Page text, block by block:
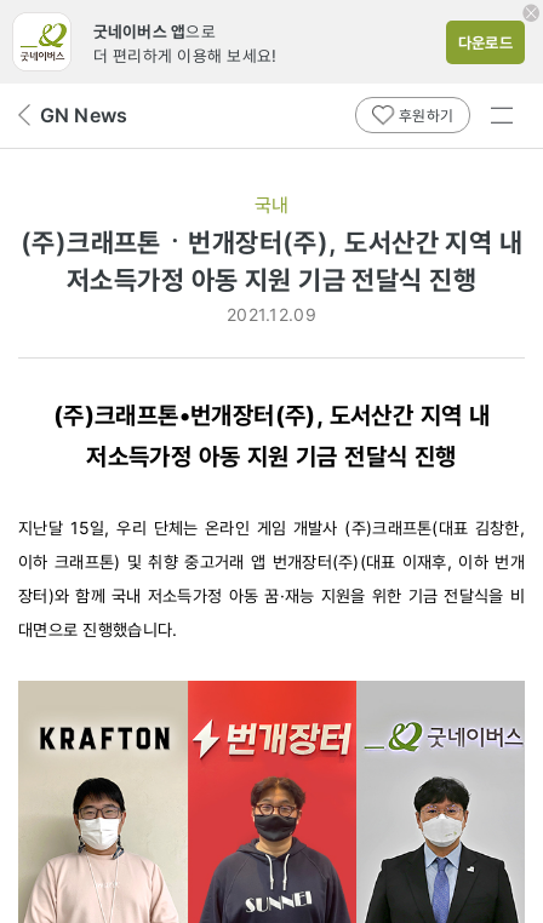
굿네이버스 앱으로
더 편리하게 이용해 보세요!
다운로드
뒤 GN News 후원하기
전체
국내
(주)크래프톤ㆍ번개장터(주), 도서산간 지역 내
저소득가정 아동 지원 기금 전달식 진행
2021.12.09
(주)크래프톤•번개장터(주), 도서산간 지역 내
저소득가정 아동 지원 기금 전달식 진행
지난달 15일, 우리 단체는 온라인 게임 개발사 (주)크래프톤(대표 김창한,
이하 크래프톤) 및 취향 중고거래 앱 번개장터(주)(대표 이재후, 이하 번개
장터)와 함께 국내 저소득가정 아동 꿈·재능 지원을 위한 기금 전달식을 비
대면으로 진행했습니다.